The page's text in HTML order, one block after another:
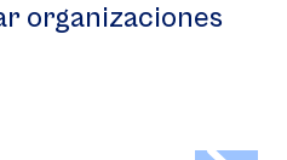
organizaciones